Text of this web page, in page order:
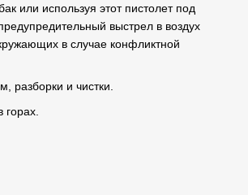
или используя этот пистолет под
выстрел в воздух
в случае конфликтной
разборки и чистки.